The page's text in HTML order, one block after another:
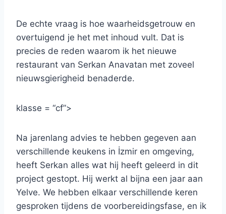
De echte vraag is hoe waarheidsgetrouw en
overtuigend je het met inhoud vult. Dat is
precies de reden waarom ik het nieuwe
restaurant van Serkan Anavatan met zoveel
nieuwsgierigheid benaderde.
klasse = “cf”>
Na jarenlang advies te hebben gegeven aan
verschillende keukens in İzmir en omgeving,
heeft Serkan alles wat hij heeft geleerd in dit
project gestopt. Hij werkt al bijna een jaar aan
Yelve. We hebben elkaar verschillende keren
gesproken tijdens de voorbereidingsfase, en ik